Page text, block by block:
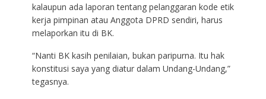
kalaupun ada laporan tentang pelanggaran kode etik
kerja pimpinan atau Anggota DPRD sendiri, harus
melaporkan itu di BK.
“Nanti BK kasih penilaian, bukan paripurna. Itu hak
konstitusi saya yang diatur dalam Undang-Undang,”
tegasnya.